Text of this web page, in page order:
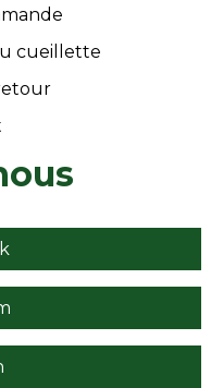
cueillette